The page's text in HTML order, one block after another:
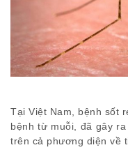
Tại Việt Nam, bệnh sốt
bệnh từ muỗi, đã gây
trên cả phương diện về